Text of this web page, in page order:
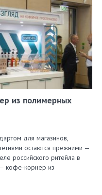
из полимерных
для магазинов,
остаются прежними —
российского ритейла в
кофе-корнер из